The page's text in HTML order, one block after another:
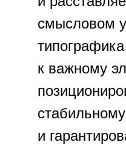
смысловом
к важному
и